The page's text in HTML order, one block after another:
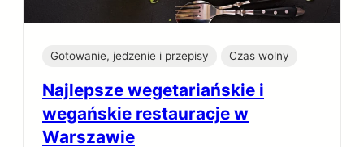
Gotowanie, jedzenie i przepisy Czas wolny
Najlepsze wegetariańskie i
wegańskie restauracje w
Warszawie